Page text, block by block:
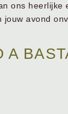
ons
jouw avond
A